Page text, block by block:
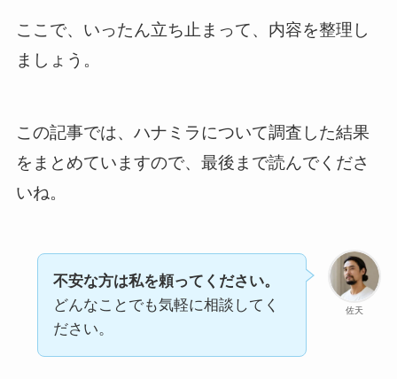
ここで、いったん立ち止まって、内容を整理し
ましょう。
この記事では、ハナミラについて調査した結果
をまとめていますので、最後まで読んでくださ
いね。
佐天
不安な方は私を頼ってください。
どんなことでも気軽に相談してく
ださい。